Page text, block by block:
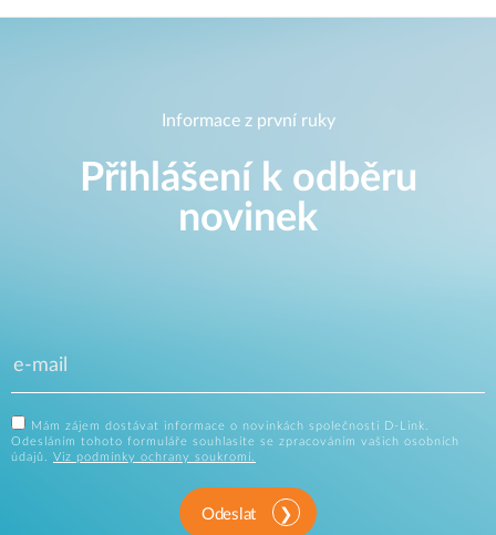
Informace z první ruky
Přihlášení k odběru
novinek
Mám zájem dostávat informace o novinkách společnosti D-Link.
Odesláním tohoto formuláře souhlasíte se zpracováním vašich osobních
údajů. Viz podmínky ochrany soukromí.
Odeslat